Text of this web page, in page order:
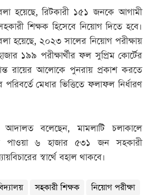
হয়েছে, রিটকারী ১৫১ জনকে আগামী
শিক্ষক হিসেবে নিয়োগ দিতে হবে।
বলা হয়েছে, ২০২৩ সালের নিয়োগ পরীক্ষায়
১৯৯ পরীক্ষার্থীর ফল সুপ্রিম কোর্টের
রায়ের আলোকে পুনরায় প্রকাশ করতে
পরিবর্তে মেধার ভিত্তিতে ফলাফল নির্ধারণ
আদালত বলেছেন, মামলাটি চলাকালে
পাওয়া ৬ হাজার ৫৩১ জন সহকারী
স্বার্থে বহাল থাকবে।
সহকারী শিক্ষক
নিয়োগ পরীক্ষা